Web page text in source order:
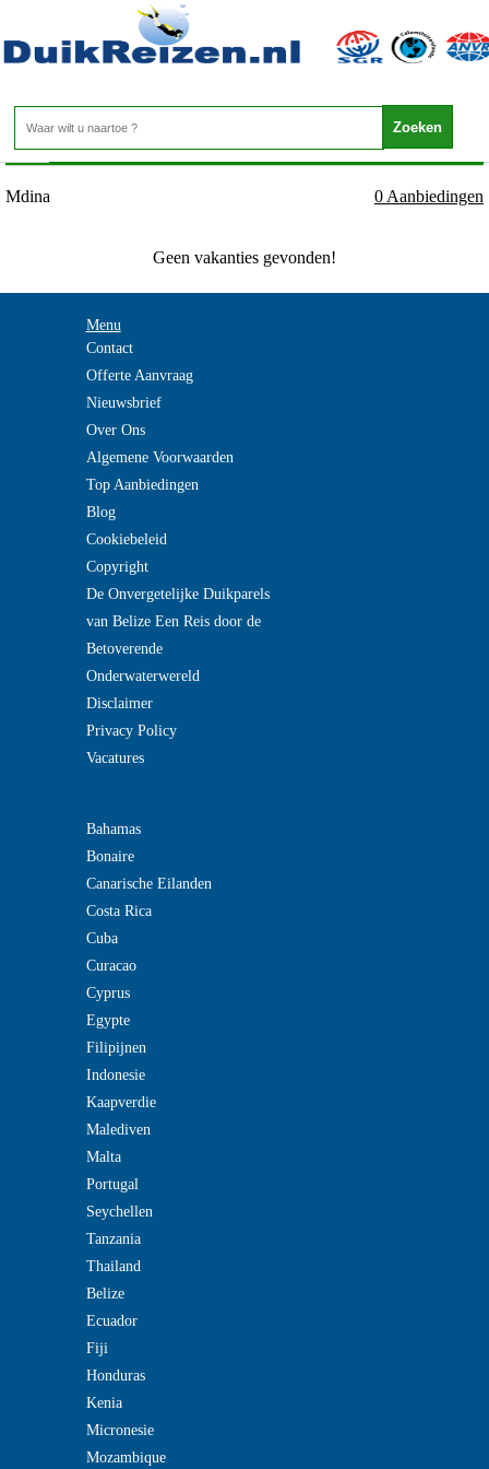
Malta - Malta - Mdina
Home>
Mdina 0 Aanbiedingen
Geen vakanties gevonden!
Menu
Contact
Offerte Aanvraag
Nieuwsbrief
Over Ons
Algemene Voorwaarden
Top Aanbiedingen
Blog
Cookiebeleid
Copyright
De Onvergetelijke Duikparels
van Belize Een Reis door de
Betoverende
Onderwaterwereld
Disclaimer
Privacy Policy
Vacatures
Bahamas
Bonaire
Canarische Eilanden
Costa Rica
Cuba
Curacao
Cyprus
Egypte
Filipijnen
Indonesie
Kaapverdie
Malediven
Malta
Portugal
Seychellen
Tanzania
Thailand
Belize
Ecuador
Fiji
Honduras
Kenia
Micronesie
Mozambique